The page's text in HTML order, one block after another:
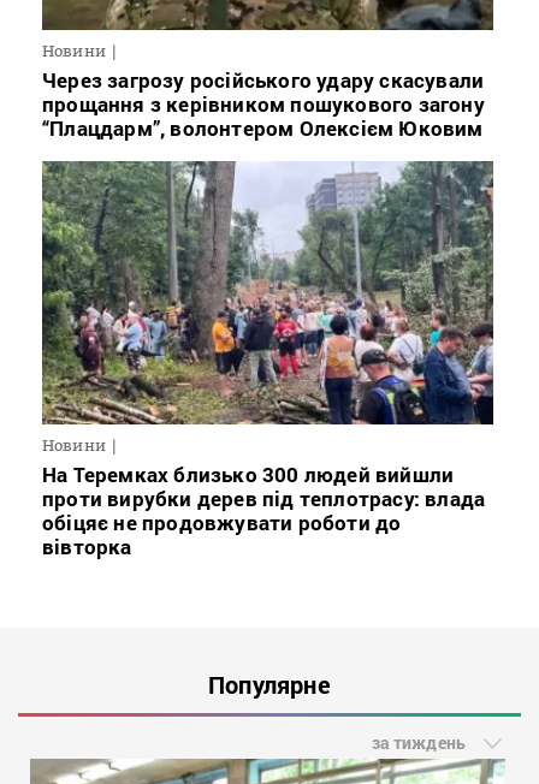
Новини
Через загрозу російського удару скасували
прощання з керівником пошукового загону
“Плацдарм”, волонтером Олексієм Юковим
Новини
На Теремках близько 300 людей вийшли
проти вирубки дерев під теплотрасу: влада
обіцяє не продовжувати роботи до
вівторка
Популярне
за тиждень